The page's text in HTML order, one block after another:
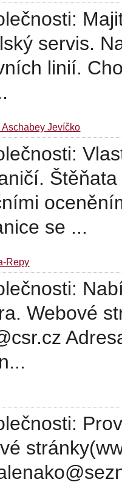
servis.
linií.
Jevíčko
se ...
Řepy
Webové